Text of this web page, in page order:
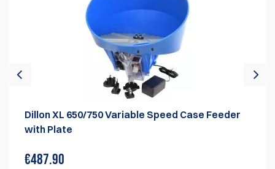
Dillon XL 650/750 Variable Speed Case Feeder
with Plate
€487.90